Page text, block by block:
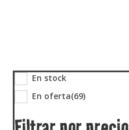
En stock
En oferta(69)